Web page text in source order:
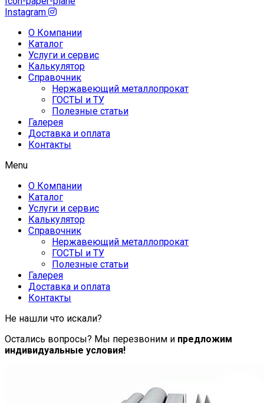
Instagram
О Компании
Каталог
Услуги и сервис
Калькулятор
Справочник
Нержавеющий металлопрокат
ГОСТЫ и ТУ
Полезные статьи
Галерея
Доставка и оплата
Контакты
Menu
О Компании
Каталог
Услуги и сервис
Калькулятор
Справочник
Нержавеющий металлопрокат
ГОСТЫ и ТУ
Полезные статьи
Галерея
Доставка и оплата
Контакты
Не нашли что искали?
Остались вопросы? Мы перезвоним и предложим
индивидуальные условия!